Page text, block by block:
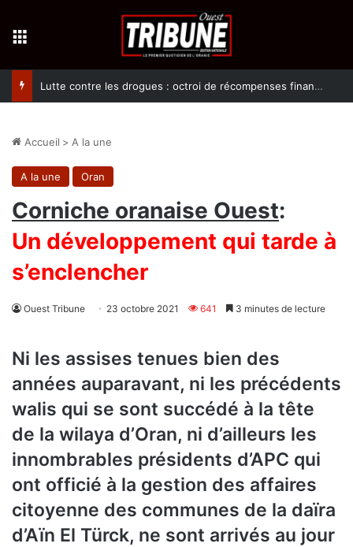
Lutte contre les drogues : octroi de récompenses financières aux dénonciateurs de trafiquants
Accueil > A la une
A la une Oran
Corniche oranaise Ouest:
Un développement qui tarde à
s’enclencher
Ouest Tribune 23 octobre 2021 641 3 minutes de lecture
Ni les assises tenues bien des
années auparavant, ni les précédents
walis qui se sont succédé à la tête
de la wilaya d’Oran, ni d’ailleurs les
innombrables présidents d’APC qui
ont officié à la gestion des affaires
citoyenne des communes de la daïra
d’Aïn El Türck, ne sont arrivés au jour